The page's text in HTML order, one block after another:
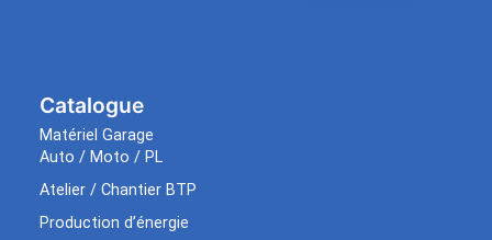
Catalogue
Matériel Garage
Auto / Moto / PL
Atelier / Chantier BTP
Production d’énergie